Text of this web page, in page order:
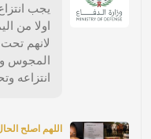
يجب
اولا من
لانهم
المجوس
انتزاعه
اللهم اصلح